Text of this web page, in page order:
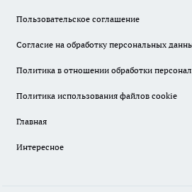
Пользовательское соглашение
Согласие на обработку персональных
Политика в отношении обработки
Политика использования файлов cookie
Главная
Интересное